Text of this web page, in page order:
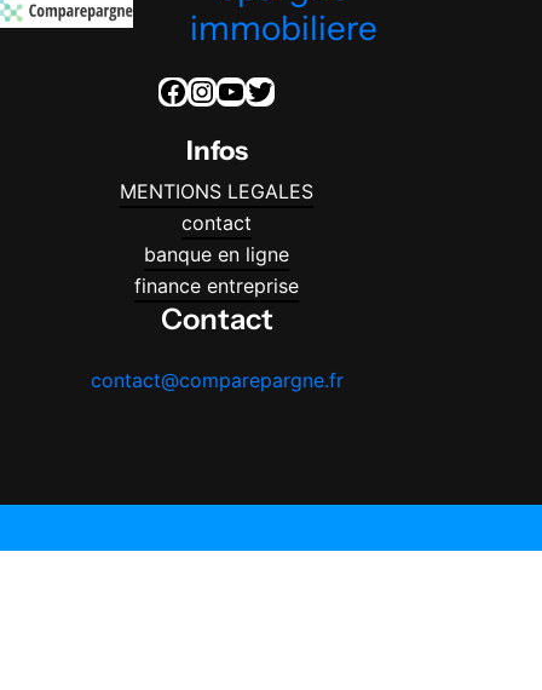
immobiliere
Facebook InstagramYouTube Twitter
Infos
MENTIONS LEGALES
contact
banque en ligne
finance entreprise
Contact
contact@comparepargne.fr